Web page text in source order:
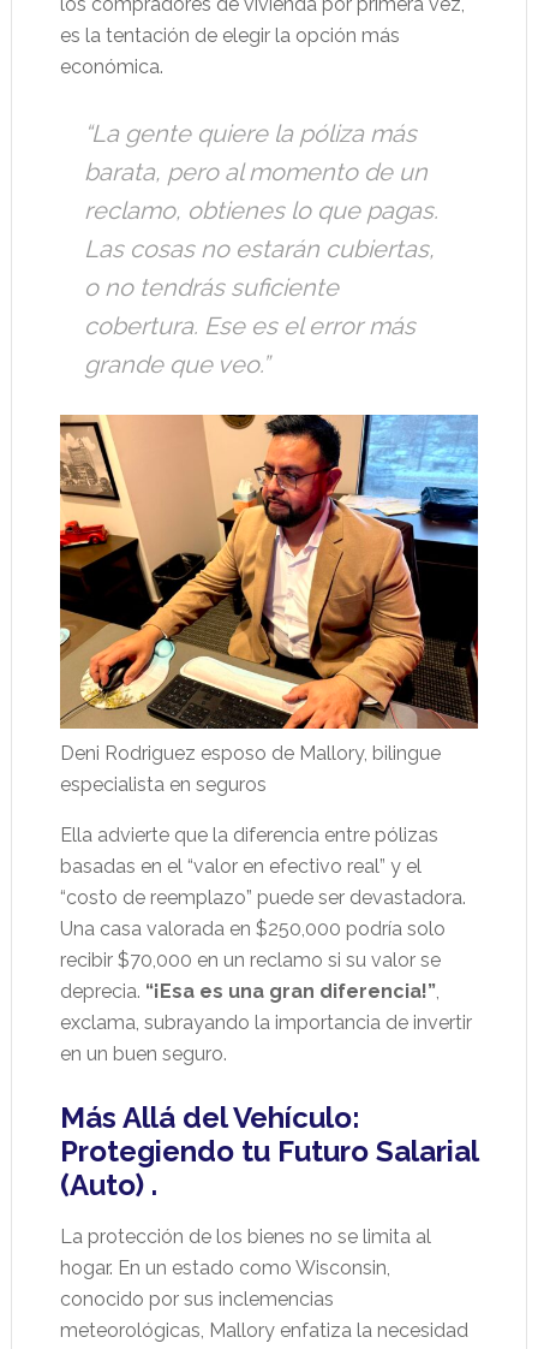
los compradores de vivienda por primera vez,
es la tentación de elegir la opción más
económica.
“La gente quiere la póliza más
barata, pero al momento de un
reclamo, obtienes lo que pagas.
Las cosas no estarán cubiertas,
o no tendrás suficiente
cobertura. Ese es el error más
grande que veo.”
Deni Rodriguez esposo de Mallory, bilingue
especialista en seguros
Ella advierte que la diferencia entre pólizas
basadas en el “valor en efectivo real” y el
“costo de reemplazo” puede ser devastadora.
Una casa valorada en $250,000 podría solo
recibir $70,000 en un reclamo si su valor se
deprecia. “¡Esa es una gran diferencia!”,
exclama, subrayando la importancia de invertir
en un buen seguro.
Más Allá del Vehículo:
Protegiendo tu Futuro Salarial
(Auto) .
La protección de los bienes no se limita al
hogar. En un estado como Wisconsin,
conocido por sus inclemencias
meteorológicas, Mallory enfatiza la necesidad